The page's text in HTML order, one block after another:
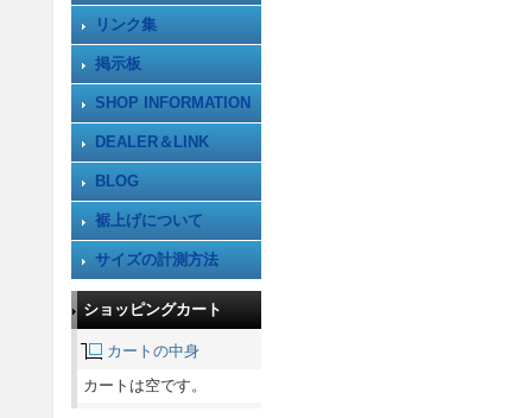
リンク集
掲示板
SHOP INFORMATION
DEALER＆LINK
BLOG
裾上げについて
サイズの計測方法
ショッピングカート
カートの中身
カートは空です。